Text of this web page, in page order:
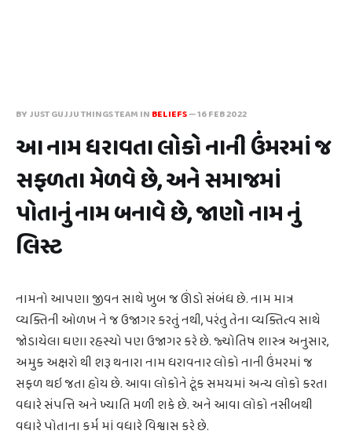
BY JUST GUJJU THINGS TEAM IN BELIEFS—16 FEB 2022
આ નામ ધરાવતા લોકો નાની ઉંમરમાં જ
સફળતા મેળવે છે, અને સમાજમાં
પોતાનું નામ બનાવે છે, જાણો નામ નું
લિસ્ટ
નામનો આપણા જીવન સાથે ખુબ જ ઊંડો સંબંધ છે. નામ માત્ર
વ્યક્તિની ઓળખ ને જ ઉજાગર કરતું નથી, પરંતુ તેના વ્યક્તિત્વ સાથે
જોડાયેલા ઘણા રહસ્યો પણ ઉજાગર કરે છે. જ્યોતિષ શાસ્ત્ર અનુસાર,
અમુક અક્ષરો થી શરૂ થનારા નામ ધરાવનાર લોકો નાની ઉંમરમાં જ
સફળ થઇ જતા હોય છે. આવા લોકોને ટૂંક સમયમાં અન્ય લોકો કરતા
વધારે સંપત્તિ અને ખ્યાતિ મળી શકે છે. અને આવા લોકો નસીબથી
વધારે પોતાના કર્મ માં વધારે વિશ્વાસ કરે છે.